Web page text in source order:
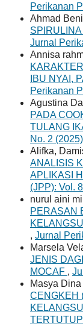
Perikanan
Ahmad
Jurnal
Annisa
IBU NYAI,
Perikanan
Agustina
PADA
TULANG
No. 2
Alifka,
ANALISIS
APLIKASI
(JPP): Vol.
nurul aini
PERASAN
, Jurnal
Marsela
JENIS
MOCAF ,
Masya
CENGKEH
TERTUTUP